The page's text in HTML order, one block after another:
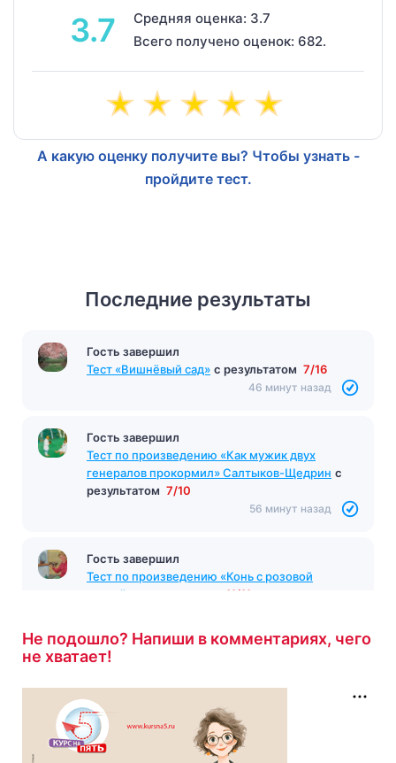
3.7
Средняя оценка: 3.7
Всего получено оценок: 682.
А какую оценку получите вы? Чтобы узнать -
пройдите тест.
Последние результаты
Гость завершил
Тест «Вишнёвый сад» с результатом 7/16
46 минут назад
Гость завершил
Тест по произведению «Как мужик двух
генералов прокормил» Салтыков-Щедрин с
результатом 7/10
56 минут назад
Гость завершил
Тест по произведению «Конь с розовой
гривой»
11/11
Не подошло? Напиши в комментариях, чего
не хватает!